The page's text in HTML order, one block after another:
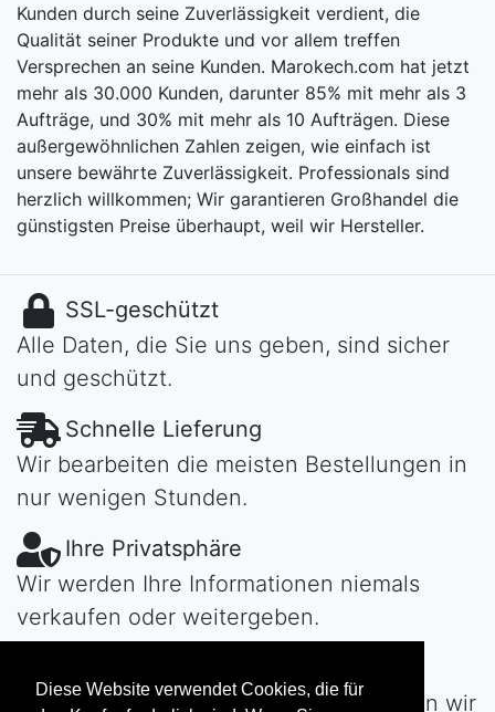
Diese Website verwendet Cookies, die für
Kunden durch seine Zuverlässigkeit verdient, die
Qualität seiner Produkte und vor allem treffen
Versprechen an seine Kunden. Marokech.com hat jetzt
mehr als 30.000 Kunden, darunter 85% mit mehr als 3
Aufträge, und 30% mit mehr als 10 Aufträgen. Diese
außergewöhnlichen Zahlen zeigen, wie einfach ist
unsere bewährte Zuverlässigkeit. Professionals sind
herzlich willkommen; Wir garantieren Großhandel die
günstigsten Preise überhaupt, weil wir Hersteller.
SSL-geschützt
Alle Daten, die Sie uns geben, sind sicher
und geschützt.
Schnelle Lieferung
Wir bearbeiten die meisten Bestellungen in
nur wenigen Stunden.
Ihre Privatsphäre
Wir werden Ihre Informationen niemals
verkaufen oder weitergeben.
Kontaktiere uns!Tag oder Nacht werden wir